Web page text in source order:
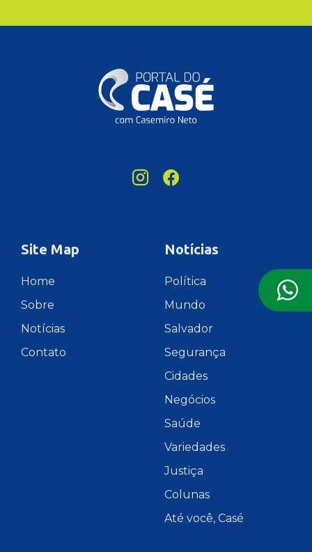
Site Map
Home
Sobre
Notícias
Contato
Notícias
Política
Mundo
Salvador
Segurança
Cidades
Negócios
Saúde
Variedades
Justiça
Colunas
Até você, Casé